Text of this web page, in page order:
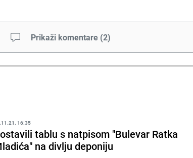
Prikaži komentare (2)
16:35
tablu s natpisom "Bulevar Ratka
na divlju deponiju